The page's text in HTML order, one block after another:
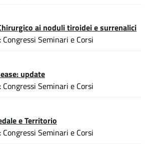
ai noduli tiroidei e surrenalici
Seminari e Corsi
update
Seminari e Corsi
e Territorio
Seminari e Corsi